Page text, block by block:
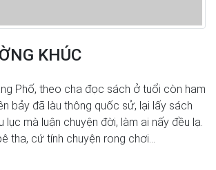
KHÚC
Phố, theo cha đọc sách ở tuổi còn ham
bảy đã làu thông quốc sử, lại lấy sách
lục mà luận chuyện đời, làm ai nấy đều lạ.
tha, cứ tính chuyện rong chơi...